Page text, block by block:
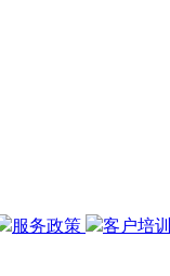
服务政策 客户培训